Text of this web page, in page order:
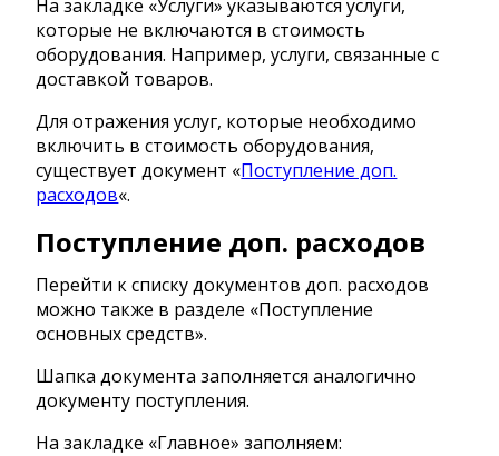
На закладке «Услуги» указываются услуги,
которые не включаются в стоимость
оборудования. Например, услуги, связанные с
доставкой товаров.
Для отражения услуг, которые необходимо
включить в стоимость оборудования,
существует документ «Поступление доп.
расходов«.
Поступление доп. расходов
Перейти к списку документов доп. расходов
можно также в разделе «Поступление
основных средств».
Шапка документа заполняется аналогично
документу поступления.
На закладке «Главное» заполняем: